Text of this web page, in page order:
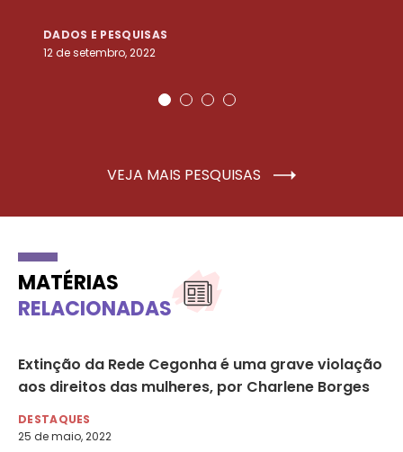
DADOS E PESQUISAS
12 de setembro, 2022
VEJA MAIS PESQUISAS
MATÉRIAS
RELACIONADAS
Extinção da Rede Cegonha é uma grave violação
aos direitos das mulheres, por Charlene Borges
DESTAQUES
25 de maio, 2022